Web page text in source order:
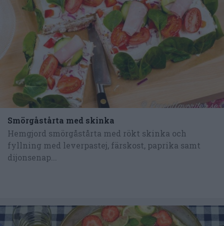
Smörgåstårta med skinka
Hemgjord smörgåstårta med rökt skinka och
fyllning med leverpastej, färskost, paprika samt
dijonsenap...